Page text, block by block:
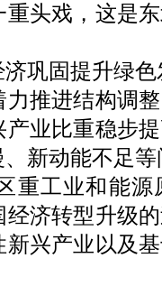
头戏，这是
巩固提升绿色
推进结构调整
业比重稳步
新动能不足
工业和能源
济转型升级
兴产业以及